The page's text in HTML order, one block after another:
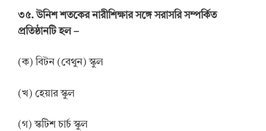
৩৫. উনিশ শতকের নারীশিক্ষার সঙ্গে সরাসরি সম্পর্কিত
প্রতিষ্ঠানটি হল –
(ক) বিটন (বেথুন) স্কুল
(খ) হেয়ার স্কুল
(গ) স্কটিশ চার্চ স্কুল